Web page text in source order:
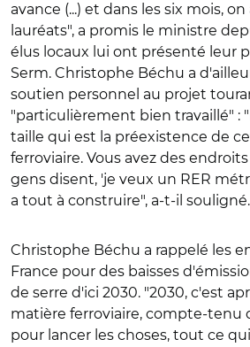
avance (...) et dans les six mois,
lauréats", a promis le ministre
élus locaux lui ont présenté leur
Serm. Christophe Béchu a
soutien personnel au projet
"particulièrement bien travaillé" :
taille qui est la préexistence de
ferroviaire. Vous avez des
gens disent, 'je veux un RER
a tout à construire", a-t-il souligné.
Christophe Béchu a rappelé les
France pour des baisses
de serre d'ici 2030. "2030, c'est
matière ferroviaire, compte-tenu
pour lancer les choses, tout ce